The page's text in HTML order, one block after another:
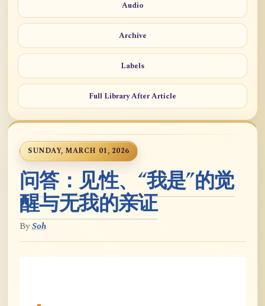
Audio
Archive
Labels
Full Library After Article
SUNDAY, MARCH 01, 2026
问答：见性、“我是”的觉
醒与无我的亲证
BySoh